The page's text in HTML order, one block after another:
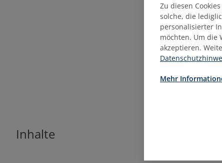
Anlegern
sowie in
Innerhalb
Inhalte
Zu diesen
solche, die
personalisierter
möchten. Um die
akzeptieren.
Mehr